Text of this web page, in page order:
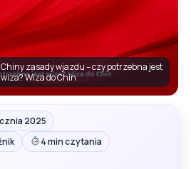
Chiny zasady wjazdu – czy potrzebna jest
wiza? Wiza do Chin
2025
4 min czytania